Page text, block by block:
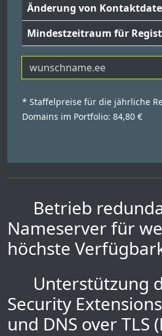
Änderung von
Mindestzeitraum für
* Staffelpreise für die jährliche
Domains im Portfolio: 84,80 €
Betrieb
Nameserver für
höchste
Unterstützung
Security Extensions
und DNS over TLS